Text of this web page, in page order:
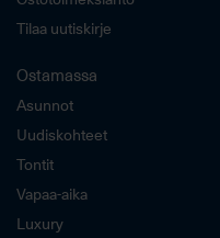
Tilaa uutiskirje
Ostamassa
Asunnot
Uudiskohteet
Tontit
Vapaa-aika
Luxury